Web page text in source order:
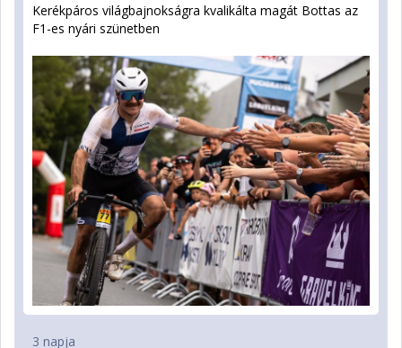
Kerékpáros világbajnokságra kvalifikálta magát Bottas az
F1-es nyári szünetben
3 napja